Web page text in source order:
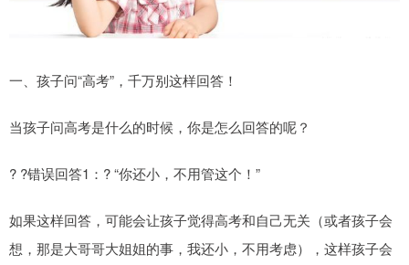
一、孩子问“高考”，千万别这样回答！
当孩子问高考是什么的时候，你是怎么回答的呢？
? ?错误回答1：? “你还小，不用管这个！”
如果这样回答，可能会让孩子觉得高考和自己无关（或者孩子会
想，那是大哥哥大姐姐的事，我还小，不用考虑），这样孩子会